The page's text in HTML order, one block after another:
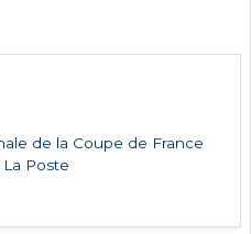
de la Coupe de France
Poste